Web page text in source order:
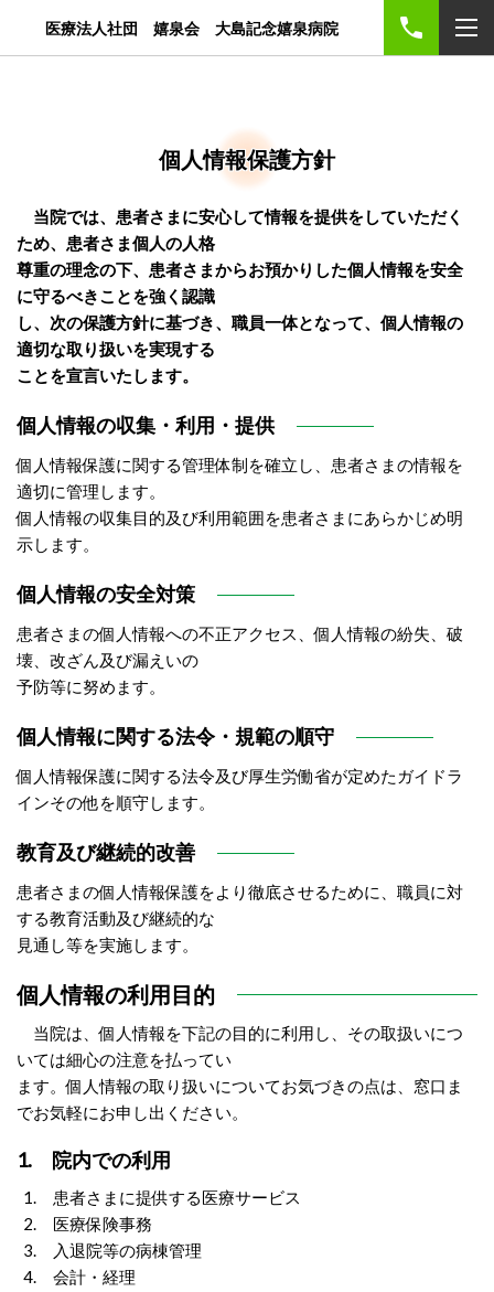
医療法人社団 嬉泉会 大島記念嬉泉病院
個人情報保護方針
当院では、患者さまに安心して情報を提供をしていただく
ため、患者さま個人の人格
尊重の理念の下、患者さまからお預かりした個人情報を安全
に守るべきことを強く認識
し、次の保護方針に基づき、職員一体となって、個人情報の
適切な取り扱いを実現する
ことを宣言いたします。
個人情報の収集・利用・提供
個人情報保護に関する管理体制を確立し、患者さまの情報を
適切に管理します。
個人情報の収集目的及び利用範囲を患者さまにあらかじめ明
示します。
個人情報の安全対策
患者さまの個人情報への不正アクセス、個人情報の紛失、破
壊、改ざん及び漏えいの
予防等に努めます。
個人情報に関する法令・規範の順守
個人情報保護に関する法令及び厚生労働省が定めたガイドラ
インその他を順守します。
教育及び継続的改善
患者さまの個人情報保護をより徹底させるために、職員に対
する教育活動及び継続的な
見通し等を実施します。
個人情報の利用目的
当院は、個人情報を下記の目的に利用し、その取扱いにつ
いては細心の注意を払ってい
ます。個人情報の取り扱いについてお気づきの点は、窓口ま
でお気軽にお申し出ください。
1. 院内での利用
1. 患者さまに提供する医療サービス
2. 医療保険事務
3. 入退院等の病棟管理
4. 会計・経理